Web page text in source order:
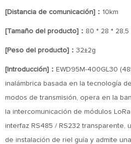
[Distancia de comunicación]： 10km
[Tamaño del producto]： 80 * 28 * 28,5
[Peso del producto]： 32±2g
[Introducción]： EWD95M-400GL30
inalámbrica basada en la tecnología
modos de transmisión, opera en la
la intercomunicación de módulos
interfaz RS485 / RS232 transparente,
de instalación de riel guía y admite